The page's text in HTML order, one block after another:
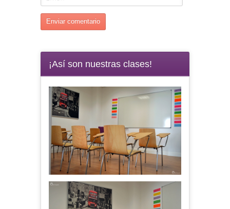
¡Así son nuestras clases!